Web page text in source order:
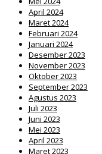
April 2024
Maret 2024
Februari 2024
Januari 2024
Desember 2023
November 2023
Oktober 2023
September 2023
Agustus 2023
Juli 2023
Juni 2023
Mei 2023
April 2023
Maret 2023